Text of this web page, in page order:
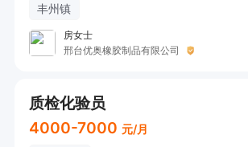
丰州镇
房女士
邢台优奥橡胶制品有限公司
质检化验员
4000-7000 元/月